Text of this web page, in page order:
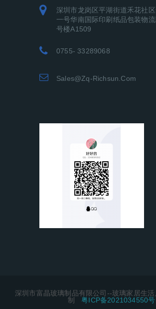
深圳市龙岗区平湖街道禾花社
一号华南国际印刷纸品包装物
号楼A1509
0755- 33289068
Sales@zq-Richsun.com
深圳市富晶玻璃制品有限公司--玻璃家居生
制粤ICP备2021034550号